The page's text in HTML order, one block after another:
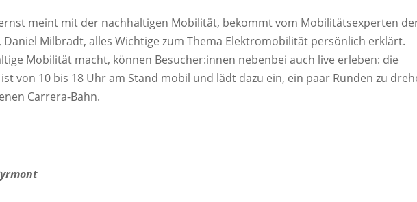
meint mit der nachhaltigen Mobilität, bekommt vom Mobilitätsexperten
Milbradt, alles Wichtige zum Thema Elektromobilität persönlich erklärt.
Mobilität macht, können Besucher:innen nebenbei auch live erleben: die
von 10 bis 18 Uhr am Stand mobil und lädt dazu ein, ein paar Runden zu
Carrera-Bahn.